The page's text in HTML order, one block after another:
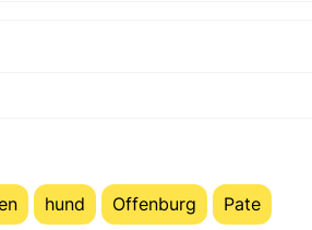
hund Offenburg Pate